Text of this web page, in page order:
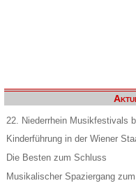
22. Niederrhein Musikfestivals
Kinderführung in der Wiener
Die Besten zum Schluss
Musikalischer Spaziergang